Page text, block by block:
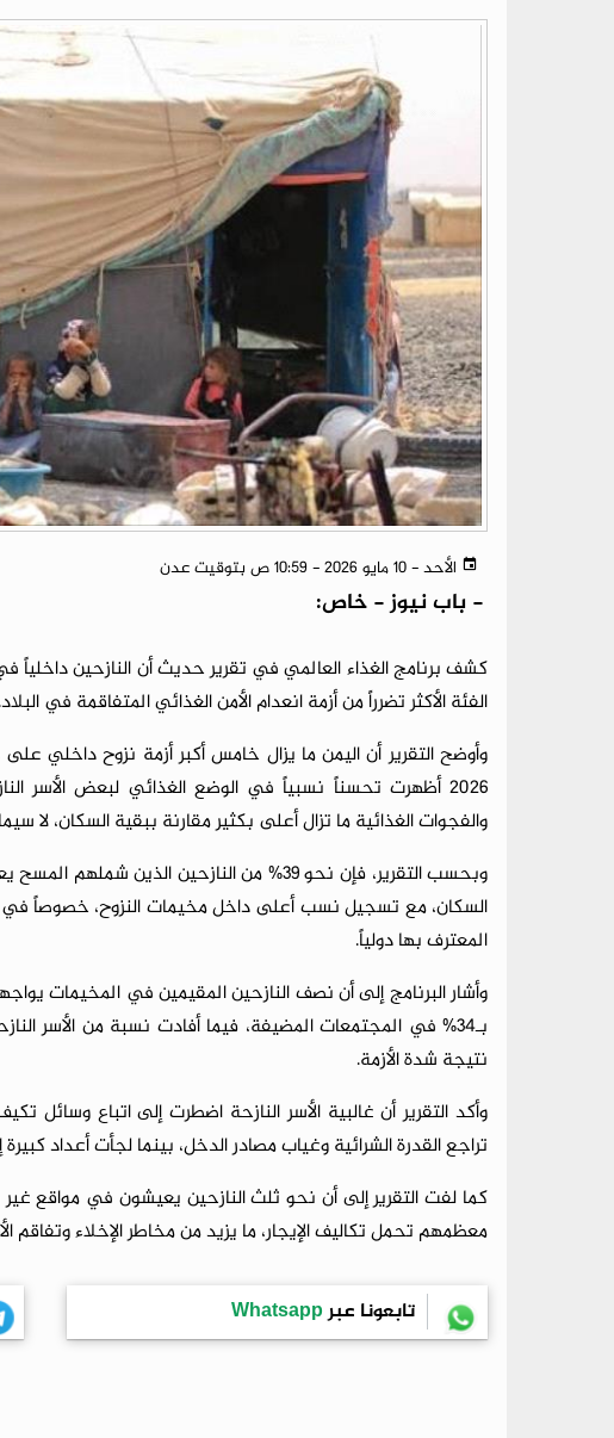
الأحد - 10 مايو 2026 - 10:59 ص بتوقيت عدن
- باب نيوز - خاص:
الفئة الأكثر تضرراً من أزمة انعدام الأمن الغذائي المتفاقمة في البلاد.
وأوضح التقرير أن اليمن ما يزال خامس أكبر أزمة نزوح داخلي
2026 أظهرت تحسناً نسبياً في الوضع الغذائي لبعض الأسر
والفجوات الغذائية ما تزال أعلى بكثير مقارنة ببقية السكان، لا
السكان، مع تسجيل نسب أعلى داخل مخيمات النزوح، خصوصاً في
المعترف بها دولياً.
وأشار البرنامج إلى أن نصف النازحين المقيمين في المخيمات
بـ34% في المجتمعات المضيفة، فيما أفادت نسبة من الأسر
نتيجة شدة الأزمة.
وأكد التقرير أن غالبية الأسر النازحة اضطرت إلى اتباع وسائل
تراجع القدرة الشرائية وغياب مصادر الدخل، بينما لجأت أعداد
كما لفت التقرير إلى أن نحو ثلث النازحين يعيشون في مواقع
معظمهم تحمل تكاليف الإيجار، ما يزيد من مخاطر الإخلاء وتفاقم
تابعونا عبرWhatsapp